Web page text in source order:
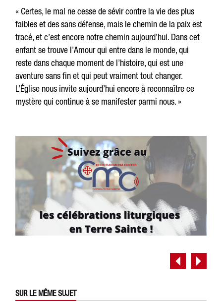
« Certes, le mal ne cesse de sévir contre la vie des plus
faibles et des sans défense, mais le chemin de la paix est
tracé, et c’est encore notre chemin aujourd’hui. Dans cet
enfant se trouve l’Amour qui entre dans le monde, qui
reste dans chaque moment de l’histoire, qui est une
aventure sans fin et qui peut vraiment tout changer.
L’Église nous invite aujourd’hui encore à reconnaître ce
mystère qui continue à se manifester parmi nous. »
SUR LE MÊME SUJET